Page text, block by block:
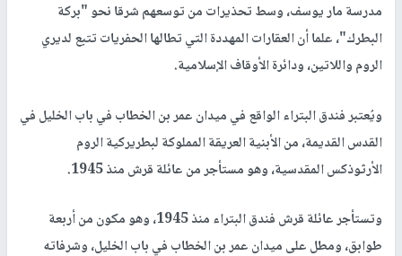
مدرسة مار يوسف، وسط تحذيرات من توسعهم شرقا نحو "بركة
البطرك"، علما أن العقارات المهددة التي تطالها الحفريات تتبع لديري
الروم واللاتين، ودائرة الأوقاف الإسلامية.
ويُعتبر فندق البتراء الواقع في ميدان عمر بن الخطاب في باب الخليل في
القدس القديمة، من الأبنية العريقة المملوكة لبطريركية الروم
الأرثوذكس المقدسية، وهو مستأجر من عائلة قرش منذ 1945.
وتستأجر عائلة قرش فندق البتراء منذ 1945، وهو مكون من أربعة
طوابق، ومطل على ميدان عمر بن الخطاب في باب الخليل، وشرفاته